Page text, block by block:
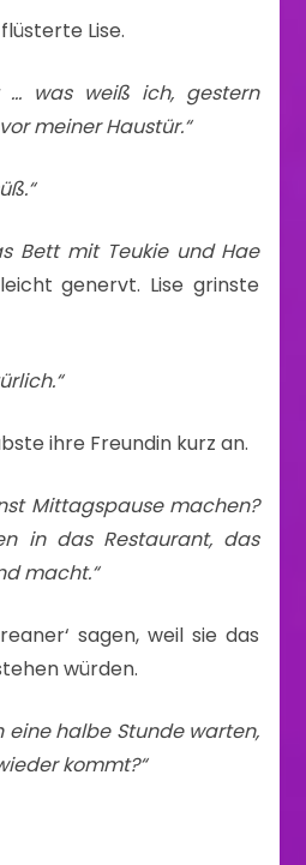
Lise.
… was weiß ich, gestern
meiner Haustür.“
Bett mit Teukie und Hae
genervt. Lise grinste
ihre Freundin kurz an.
Mittagspause machen?
in das Restaurant, das
macht.“
sagen, weil sie das
würden.
eine halbe Stunde warten,
kommt?“